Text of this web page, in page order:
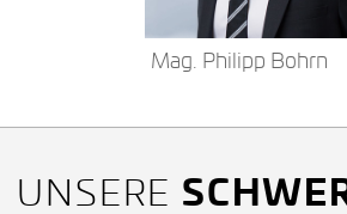
Mag. Philipp Bohrn
UNSERE